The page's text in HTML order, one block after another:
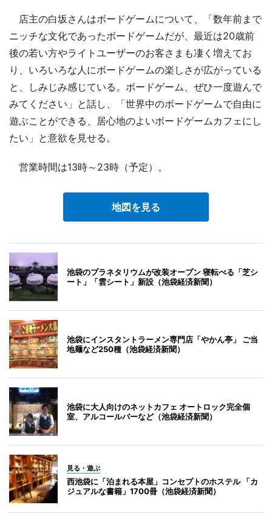
店主の白坂さんはボードゲームについて、「数年前まで
ニッチな文化であったボードゲームだが、最近は20歳前
後の若い方やライトユーザーのお客さまも凄く増えてお
り、いろいろな人にボードゲームの楽しさが広がっている
と、しみじみ感じている。ボードゲーム、ぜひ一度遊んで
みてください」と話し、「世界中のボードゲームで自由に
遊ぶことができる、居心地のよいボードゲームカフェにし
たい」と意欲を見せる。
営業時間は13時～23時（予定）。
地図を見る
池袋のプラネタリウムが改装オープン 寝転べる「芝シ
ート」「雲シート」新設（池袋経済新聞）
池袋にインスタントラーメン専門店「やかん亭」 ご当
地麺など250種（池袋経済新聞）
池袋に大人向けのネットカフェ オートロック完全個
室、アルコールバーなど（池袋経済新聞）
見る・遊ぶ
西池袋に「泊まれる本屋」コンセプトのホステル 「カ
ジュアルな書籍」1700冊（池袋経済新聞）